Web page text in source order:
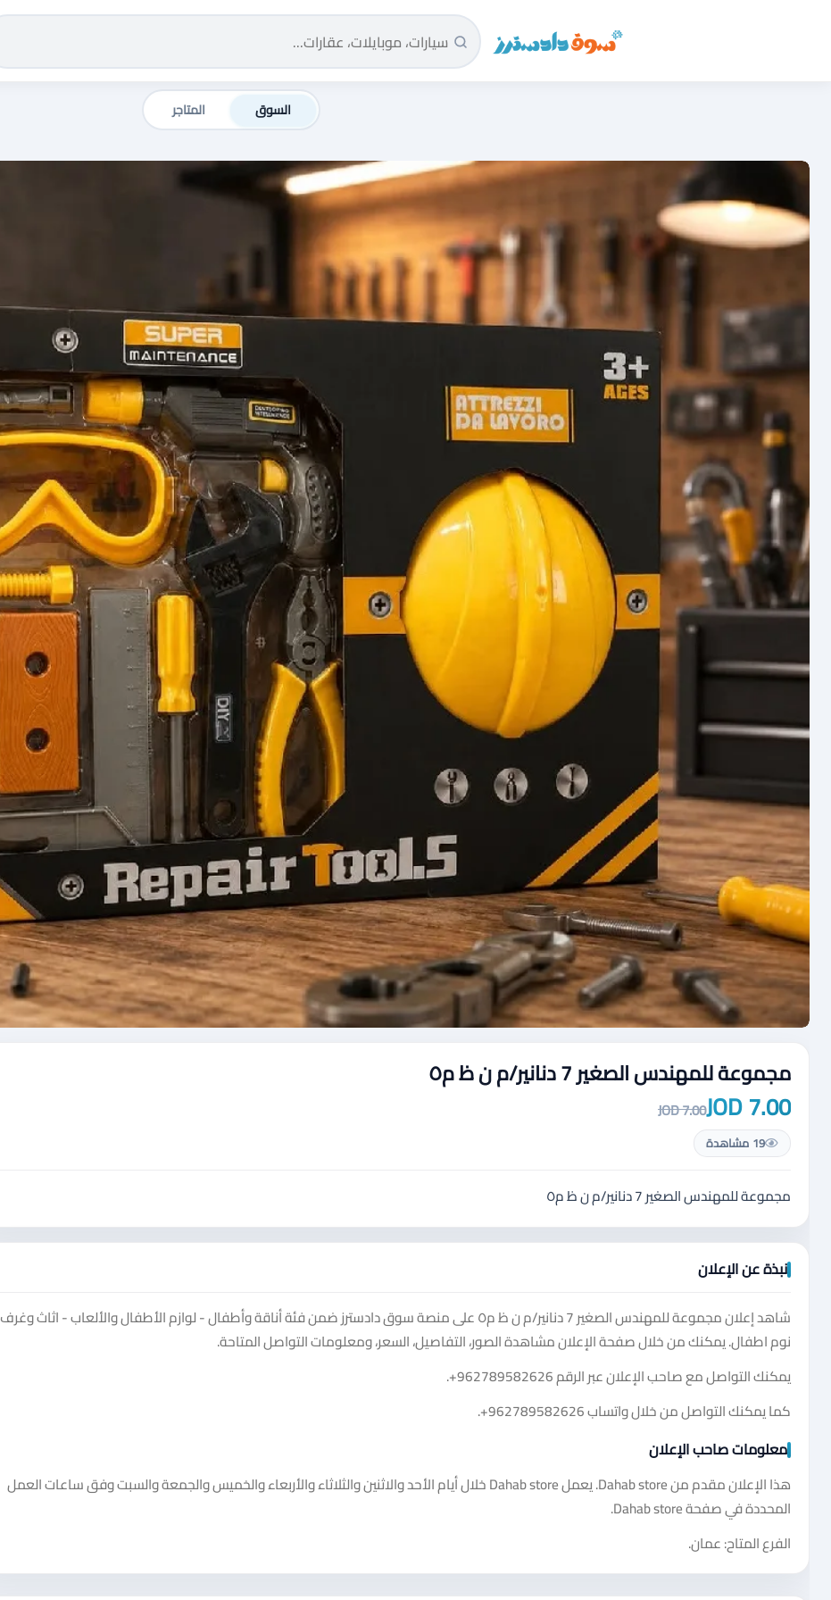
سوق دادسترز الرئيسية
السوق المتاجر
مجموعة للمهندس الصغير 7 دنانير/م ن ظ م٥
7.00 JOD
7.00 JOD
19 مشاهدة
مجموعة للمهندس الصغير 7 دنانير/م ن ظ م٥
نبذة عن الإعلان
شاهد إعلان مجموعة للمهندس الصغير 7 دنانير/م ن ظ م٥ على منصة سوق دادسترز ضمن فئة أناقة وأطفال - لوازم الأطفال والألعاب - اثاث وغرف
نوم اطفال. يمكنك من خلال صفحة الإعلان مشاهدة الصور، التفاصيل، السعر، ومعلومات التواصل المتاحة.
يمكنك التواصل مع صاحب الإعلان عبر الرقم+962789582626
.
كما يمكنك التواصل من خلال واتساب+962789582626
.
معلومات صاحب الإعلان
هذا الإعلان مقدم من Dahab store. يعمل Dahab store خلال أيام الأحد والاثنين والثلاثاء والأربعاء والخميس والجمعة والسبت وفق ساعات العمل
المحددة في صفحة Dahab store.
الفرع المتاح: عمان.